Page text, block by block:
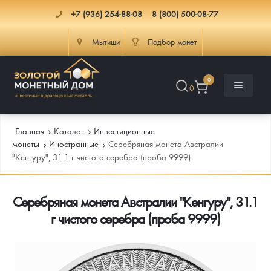
+7 (936) 254-88-08 8 (800) 500-08-77
Мытищи Подбор монет
0
0
Каталог
Каталог Монет
Инвестиционные монеты
Монеты Россия и СССР
Памятные и старинные монеты
Инфо
Как сделать заказ
Подлинность монет
Главная Каталог
Инвестиционные
монеты
Иностранные
Серебряная монета Австралии
"Кенгуру", 31.1 г чистого серебра (проба 9999)
Серебряная монета Австралии "Кенгуру", 31.1
г чистого серебра (проба 9999)